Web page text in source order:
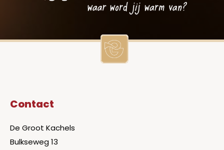
Contact
De Groot Kachels
Bulkseweg 13